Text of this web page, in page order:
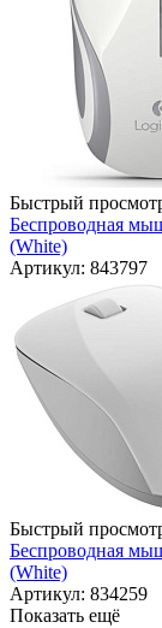
Быстрый
Беспроводная
(White)
Артикул: 843797
Быстрый
Беспроводная
(White)
Артикул: 834259
Показать ещё